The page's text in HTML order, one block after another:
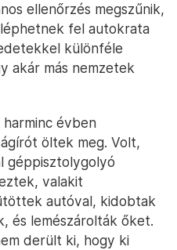
ellenőrzés megszűnik,
fel autokrata
különféle
akár más nemzetek
évben
öltek meg. Volt,
géppisztolygolyó
valakit
autóval, kidobtak
és lemészárolták őket.
derült ki, hogy ki